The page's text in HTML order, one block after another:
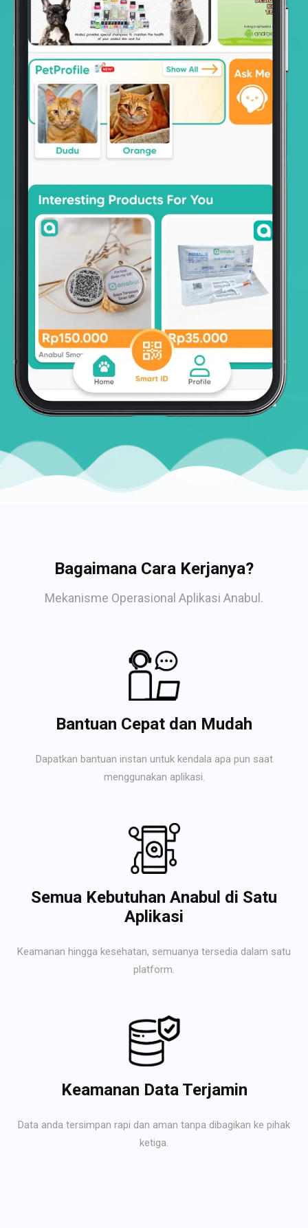
Bagaimana Cara Kerjanya?
Mekanisme Operasional Aplikasi Anabul.
Bantuan Cepat dan Mudah
Dapatkan bantuan instan untuk kendala apa pun saat
menggunakan aplikasi.
Semua Kebutuhan Anabul di Satu
Aplikasi
Keamanan hingga kesehatan, semuanya tersedia dalam satu
platform.
Keamanan Data Terjamin
Data anda tersimpan rapi dan aman tanpa dibagikan ke pihak
ketiga.